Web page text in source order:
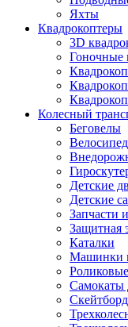
Яхты
Квадрокоптеры
3D
Гоночные
Колесный
Беговелы
Детские
Детские
Запчасти
Защитная
Каталки
Машинки
Самокаты